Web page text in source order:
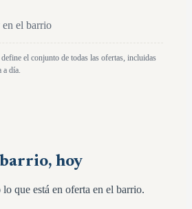
en el barrio
el conjunto de todas las ofertas, incluidas
a día.
hoy
que está en oferta en el barrio.